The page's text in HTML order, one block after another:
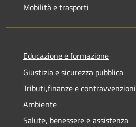
Mobilità e trasporti
Educazione e formazione
Giustizia e sicurezza pubblica
Tributi,finanze e contravvenzioni
Ambiente
Salute, benessere e assistenza